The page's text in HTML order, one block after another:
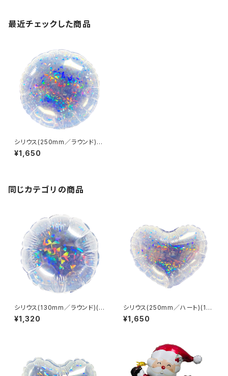
最近チェックした商品
シリウス(250mm／ラウンド)(1
0枚) ※逆止弁無し
¥1,650
同じカテゴリの商品
シリウス(130mm／ラウンド)(1
0枚) ※逆止弁無し
¥1,320
シリウス(250mm／ハート)(10
枚) ※逆止弁無し
¥1,650